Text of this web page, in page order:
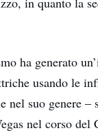
ha generato
usando le
nel suo genere –
nel corso